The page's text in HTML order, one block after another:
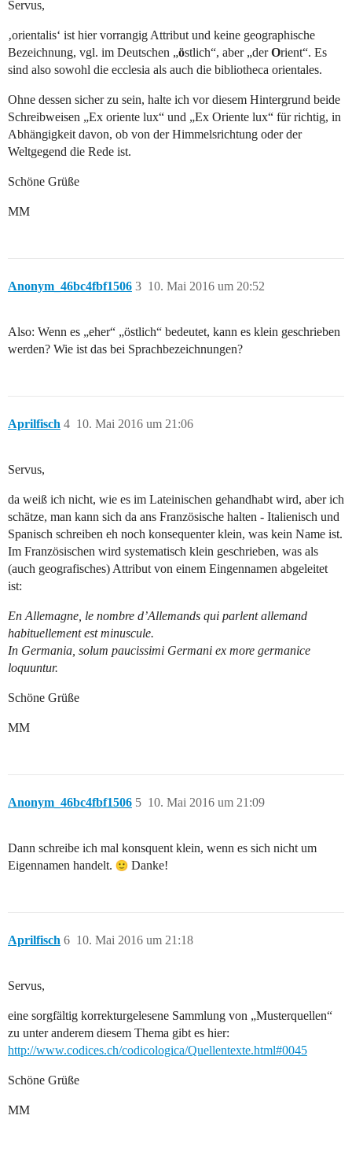
Servus,
‚orientalis‘ ist hier vorrangig Attribut und keine geographische
Bezeichnung, vgl. im Deutschen „östlich“, aber „derOrient“. Es
sind also sowohl die ecclesia als auch die bibliotheca orientales.
Ohne dessen sicher zu sein, halte ich vor diesem Hintergrund beide
Schreibweisen „Ex oriente lux“ und „Ex Oriente lux“ für richtig, in
Abhängigkeit davon, ob von der Himmelsrichtung oder der
Weltgegend die Rede ist.
Schöne Grüße
MM
Anonym_46bc4fbf1506 10. Mai 2016 um 20:52
3
Also: Wenn es „eher“ „östlich“ bedeutet, kann es klein geschrieben
werden? Wie ist das bei Sprachbezeichnungen?
Aprilfisch 10. Mai 2016 um 21:06
4
Servus,
da weiß ich nicht, wie es im Lateinischen gehandhabt wird, aber ich
schätze, man kann sich da ans Französische halten - Italienisch und
Spanisch schreiben eh noch konsequenter klein, was kein Name ist.
Im Französischen wird systematisch klein geschrieben, was als
(auch geografisches) Attribut von einem Eingennamen abgeleitet
ist:
En Allemagne, le nombre d’Allemands qui parlent allemand
habituellement est minuscule.
In Germania, solum paucissimi Germani ex more germanice
loquuntur.
Schöne Grüße
MM
Anonym_46bc4fbf1506 10. Mai 2016 um 21:09
5
Dann schreibe ich mal konsquent klein, wenn es sich nicht um
Eigennamen handelt.
Danke!
Aprilfisch 10. Mai 2016 um 21:18
6
Servus,
eine sorgfältig korrekturgelesene Sammlung von „Musterquellen“
zu unter anderem diesem Thema gibt es hier:
http://www.codices.ch/codicologica/Quellentexte.html#0045
Schöne Grüße
MM